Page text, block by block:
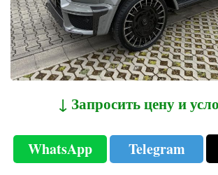
↓ Запросить цену и
WhatsApp Telegram